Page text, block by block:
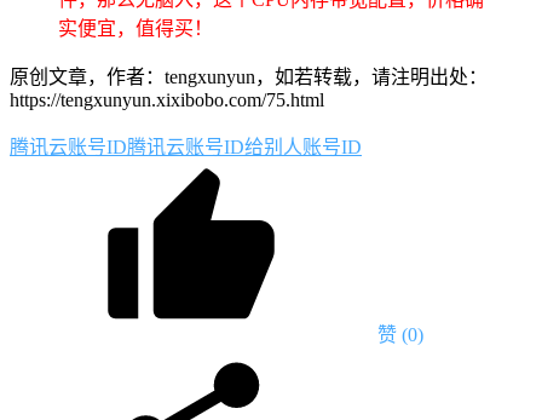
实便宜，值得买！
原创文章，作者：tengxunyun，如若转载，请注明出处：
https://tengxunyun.xixibobo.com/75.html
腾讯云账号ID腾讯云账号ID给别人账号ID
赞 (0)